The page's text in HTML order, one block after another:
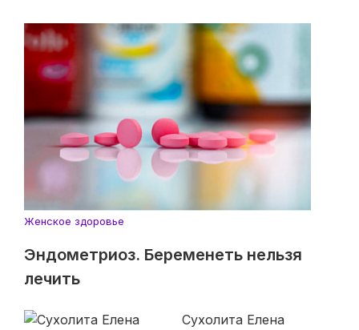
Женское здоровье
Эндометриоз. Беременеть нельзя
лечить
Сухолита Елена